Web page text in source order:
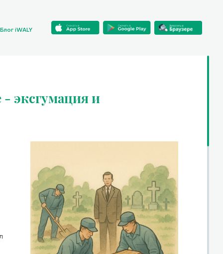
Блог iWALY
эксгумация и